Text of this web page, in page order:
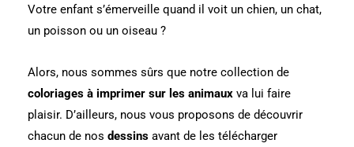
Votre enfant s’émerveille quand il voit un chien, un chat,
un poisson ou un oiseau ?
Alors, nous sommes sûrs que notre collection de
coloriages à imprimer sur les animaux va lui faire
plaisir. D’ailleurs, nous vous proposons de découvrir
chacun de nos dessins avant de les télécharger